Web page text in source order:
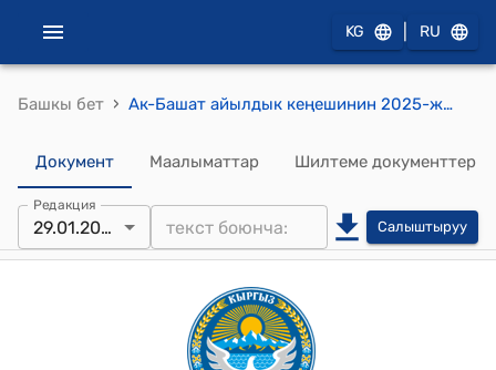
KG RU
Башкы бет › Ак-Башат айылдык кеңешинин 2025-жылдын 29-январындагы № 6 "Жер участокторун бир категориядан башка категорияга которуу(трансформациялоо) жөнүндө" токтому
Документ Маалыматтар Шилтеме документтер
Редакция
29.01.2025 Салыштыруу